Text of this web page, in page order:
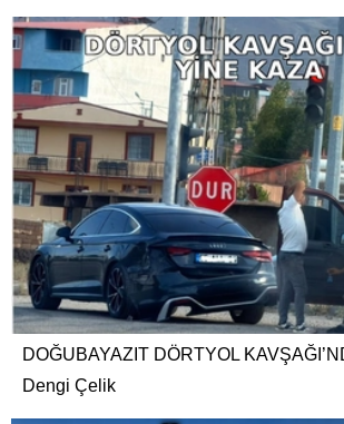
DOĞUBAYAZIT DÖRTYOL
Dengi Çelik